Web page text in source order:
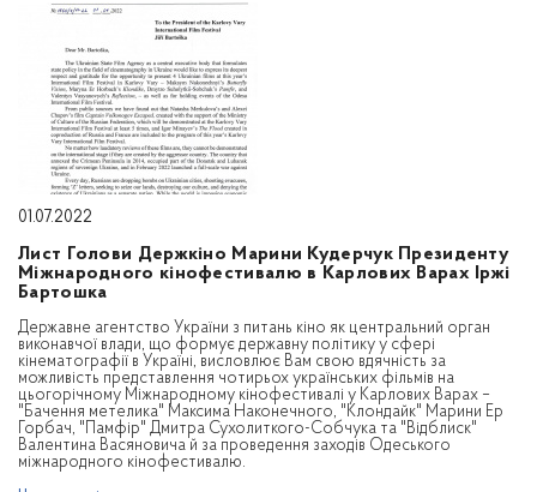
01.07.2022
Лист Голови Держкіно Марини Кудерчук Президенту
Міжнародного кінофестивалю в Карлових Варах Іржі
Бартошка
Державне агентство України з питань кіно як центральний орган
виконавчої влади, що формує державну політику у сфері
кінематографії в Україні, висловлює Вам свою вдячність за
можливість представлення чотирьох українських фільмів на
цьогорічному Міжнародному кінофестивалі у Карлових Варах –
"Бачення метелика" Максима Наконечного, "Клондайк" Марини Ер
Горбач, "Памфір" Дмитра Сухолиткого-Собчука та "Відблиск"
Валентина Васяновича й за проведення заходів Одеського
міжнародного кінофестивалю.